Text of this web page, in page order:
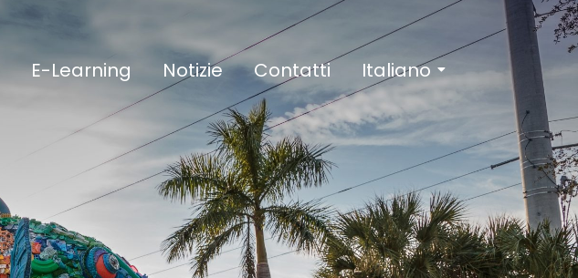
E-Learning Notizie Contatti Italiano